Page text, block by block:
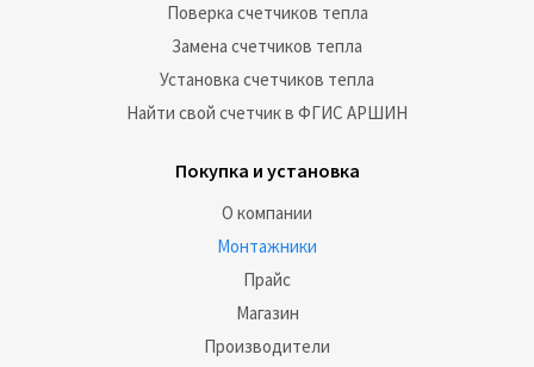
Поверка счетчиков тепла
Замена счетчиков тепла
Установка счетчиков тепла
Найти свой счетчик в ФГИС АРШИН
Покупка и установка
О компании
Монтажники
Прайс
Магазин
Производители